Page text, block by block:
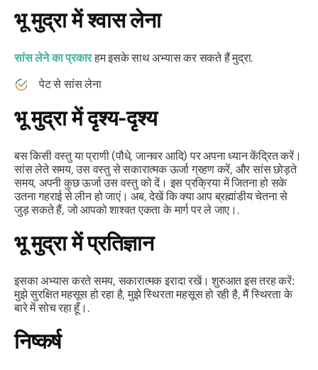
भू मुद्रामें श्वास लेना
सांस लेने का प्रकारहम इसके साथ अभ्यास कर सकते हैंमुद्रा.
पेट से सांस लेना
भू मुद्रामें दृश्य-दृश्य
बस किसी वस्तु या प्राणी (पौधे, जानवर आदि) पर अपना ध्यान केंद्रित करें।
सांस लेते समय, उस वस्तु से सकारात्मक ऊर्जा ग्रहण करें, और सांस छोड़ते
समय, अपनी कुछ ऊर्जा उस वस्तु को दें। इस प्रक्रिया में जितना हो सके
उतना गहराई से लीन हो जाएं। अब, देखें कि क्या आप ब्रह्मांडीय चेतना से
जुड़ सकते हैं, जो आपको शाश्वत एकता के मार्ग पर ले जाए।.
भू मुद्रामें प्रतिज्ञान
इसका अभ्यास करते समय, सकारात्मक इरादा रखें। शुरुआत इस तरह करें:
मुझे सुरक्षित महसूस हो रहा है, मुझे स्थिरता महसूस हो रही है, मैं स्थिरता के
बारे में सोच रहा हूँ।.
निष्कर्ष